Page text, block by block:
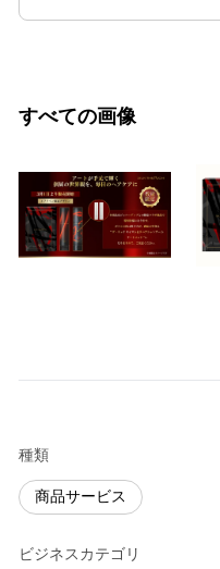
すべての画像
種類
商品サービス
ビジネスカテゴリ